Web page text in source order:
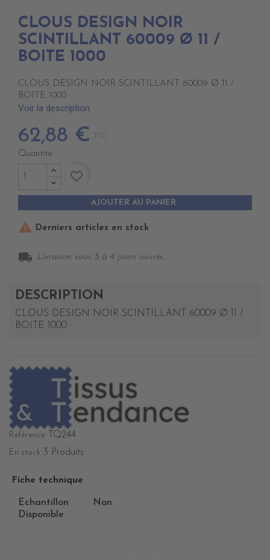
CLOUS DESIGN NOIR
SCINTILLANT 60009 Ø 11 /
BOITE 1000
CLOUS DESIGN NOIR SCINTILLANT 60009 Ø 11 /
BOITE 1000
Voir la description
62,88 € TTC
Quantité
AJOUTER AU PANIER
favorite_border
 Derniers articles en stock
local_shipping Livraison sous 3 à 4 jours ouvrés.
DESCRIPTION
CLOUS DESIGN NOIR SCINTILLANT 60009 Ø 11 /
BOITE 1000
Référence TQ244
En stock 3 Produits
Fiche technique
Echantillon
Disponible
Non